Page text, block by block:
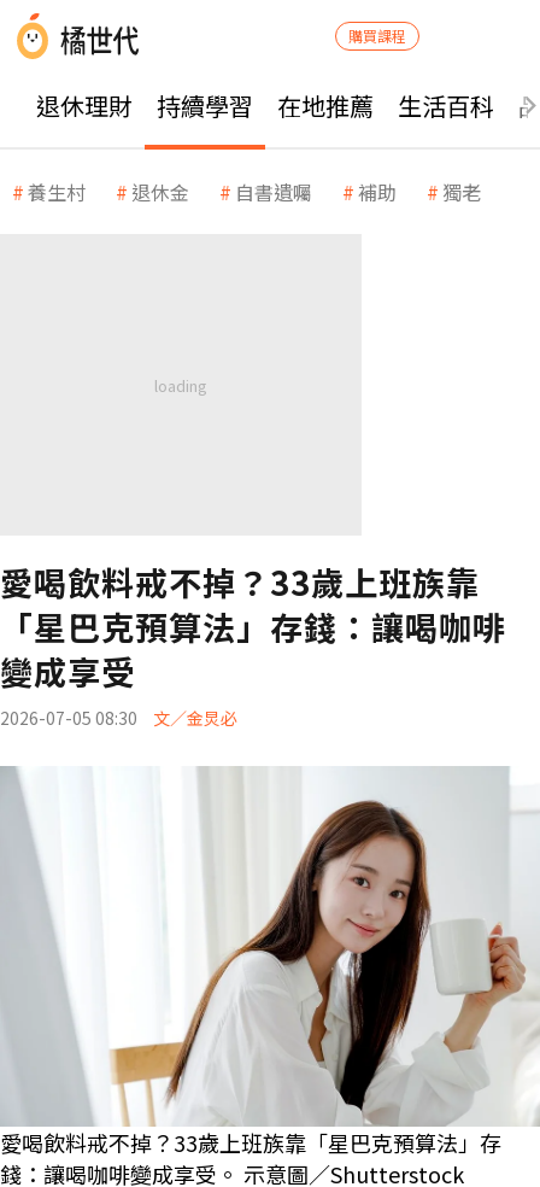
購買課程
退休理財 持續學習 在地推薦 生活百科
養生村 退休金 自書遺囑 補助 獨老
愛喝飲料戒不掉？33歲上班族靠
「星巴克預算法」存錢：讓喝咖啡
變成享受
2026-07-05 08:30 文／金炅必
愛喝飲料戒不掉？33歲上班族靠「星巴克預算法」存
錢：讓喝咖啡變成享受。 示意圖／Shutterstock